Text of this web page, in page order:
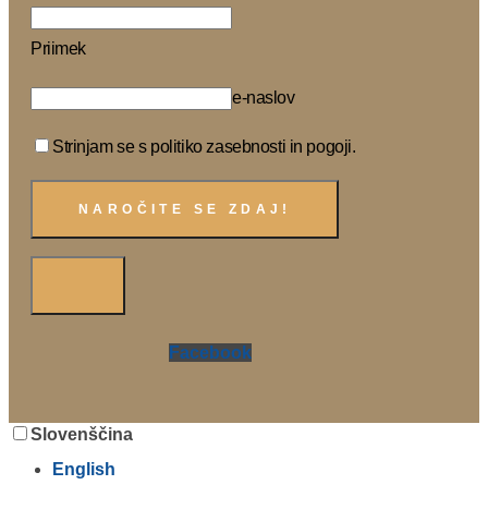
Priimek
e-naslov
Strinjam se s politiko zasebnosti in pogoji.
Facebook
Slovenščina
English